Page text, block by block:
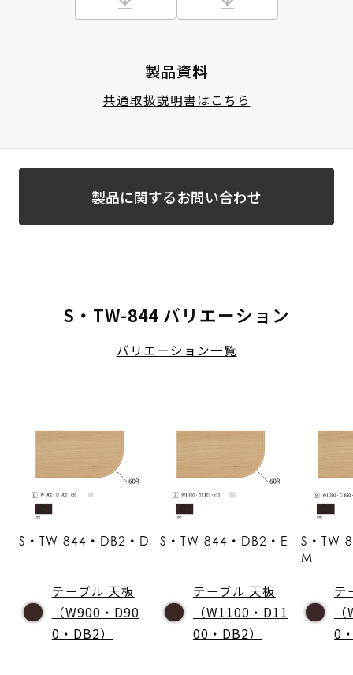
製品資料
共通取扱説明書はこちら
製品に関するお問い合わせ
S・TW-844 バリエーション
バリエーション一覧
S・TW-844・DB2・D
テーブル 天板
（W900・D90
0・DB2）
S・TW-844・DB2・E
テーブル 天板
（W1100・D11
00・DB2）
S・TW-
M
テ
0